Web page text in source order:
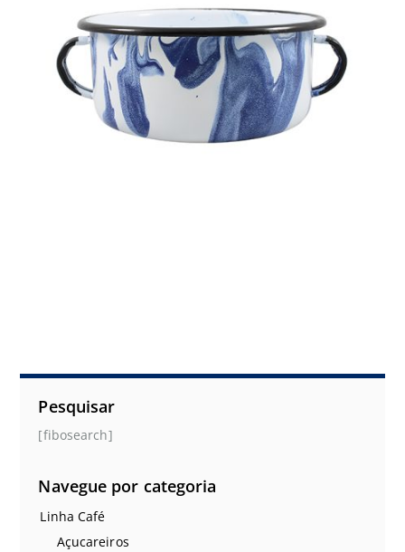
Pesquisar
[fibosearch]
Navegue por categoria
Linha Café
Açucareiros